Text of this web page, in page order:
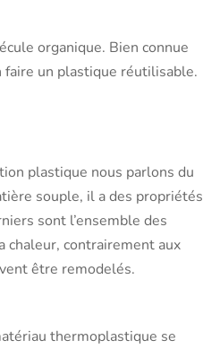
organique. Bien connue
faire un plastique réutilisable.
plastique nous parlons du
souple, il a des propriétés
sont l’ensemble des
chaleur, contrairement aux
être remodelés.
thermoplastique se